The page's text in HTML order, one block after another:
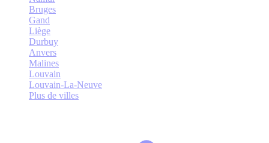
Bruges
Gand
Liège
Durbuy
Anvers
Malines
Louvain
Louvain-La-Neuve
Plus de villes